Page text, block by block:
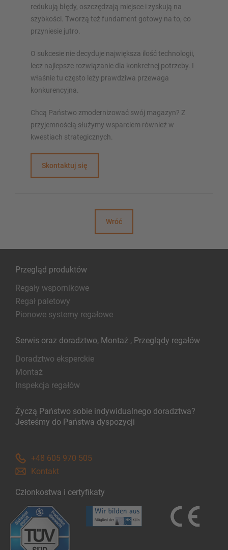
redukują błędy, oszczędzają miejsce i zyskują na
szybkości. Tworzą też fundament gotowy na to, co
przyniesie jutro.
O sukcesie nie decyduje największa ilość technologii,
lecz najlepsze rozwiązanie dla konkretnej potrzeby. I
właśnie tu często leży prawdziwa przewaga
konkurencyjna.
Chcą Państwo zmodernizować swój magazyn? Z
przyjemnością służymy wsparciem również w
kwestiach strategicznych.
Skontaktuj się
Wróć
Przegląd produktów
Regały wspornikowe
Regał paletowy
Pionowe systemy regałowe
Serwis oraz doradztwo, Montaż , Przeglądy regałów
Doradztwo eksperckie
Montaż
Inspekcja regałów
Życzą Państwo sobie indywidualnego doradztwa?
Jesteśmy do Państwa dyspozycji
+48 605 970 505
Kontakt
Członkostwa i certyfikaty